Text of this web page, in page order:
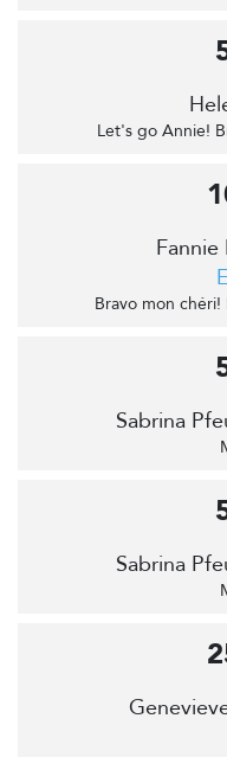
Let's go Annie!
Fannie
Bravo mon
Sabrina
Sabrina